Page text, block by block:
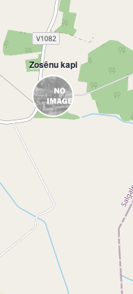
Zosēnu kapi